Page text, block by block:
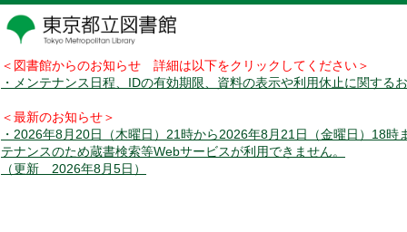
＜図書館からのお知らせ 詳細は以下をクリックしてください＞
・メンテナンス日程、IDの有効期限、資料の表示や利用休止に関する
＜最新のお知らせ＞
・2026年8月20日（木曜日）21時から2026年8月21日（金曜日）18時
テナンスのため蔵書検索等Webサービスが利用できません。
（更新 2026年8月5日）